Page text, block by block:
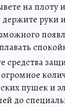
на плоту
руки
средства
пушек и
до